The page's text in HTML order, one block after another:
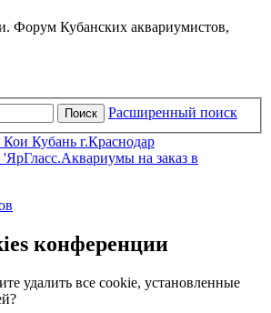
Форум Кубанских аквариумистов,
Поиск Расширенный поиск
конференции
удалить все cookie, установленные